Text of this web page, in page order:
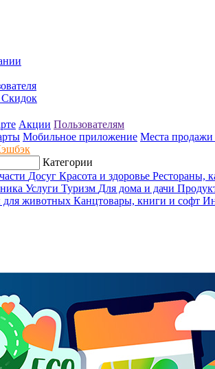
Акции Пользователям
Мобильное приложение Места продажи
Категории
Досуг Красота и здоровье Рестораны,
Услуги Туризм Для дома и дачи
для животных Канцтовары, книги и софт